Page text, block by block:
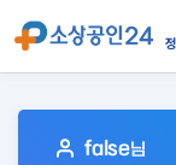
아 false님